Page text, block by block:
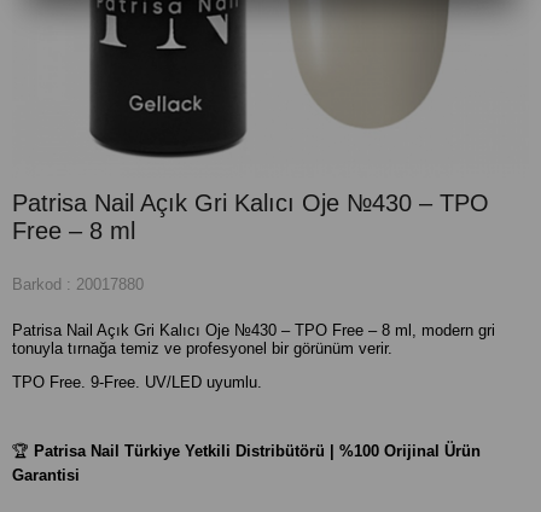
Patrisa Nail Açık Gri Kalıcı Oje №430 – TPO
Free – 8 ml
Barkod : 20017880
Patrisa Nail Açık Gri Kalıcı Oje №430 – TPO Free – 8 ml, modern gri
tonuyla tırnağa temiz ve profesyonel bir görünüm verir.
TPO Free. 9-Free. UV/LED uyumlu.
🏆 Patrisa Nail Türkiye Yetkili Distribütörü | %100 Orijinal Ürün
Garantisi